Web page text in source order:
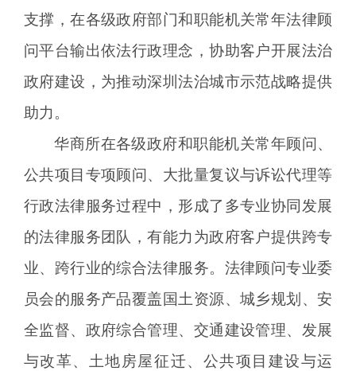
支撑，在各级政府部门和职能机关常年法律顾
问平台输出依法行政理念，协助客户开展法治
政府建设，为推动深圳法治城市示范战略提供
助力。
华商所在各级政府和职能机关常年顾问、
公共项目专项顾问、大批量复议与诉讼代理等
行政法律服务过程中，形成了多专业协同发展
的法律服务团队，有能力为政府客户提供跨专
业、跨行业的综合法律服务。法律顾问专业委
员会的服务产品覆盖国土资源、城乡规划、安
全监督、政府综合管理、交通建设管理、发展
与改革、土地房屋征迁、公共项目建设与运